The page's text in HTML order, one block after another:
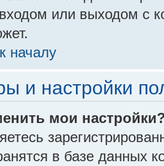
или выходом с
началу
и настройки
мои
в базе данных